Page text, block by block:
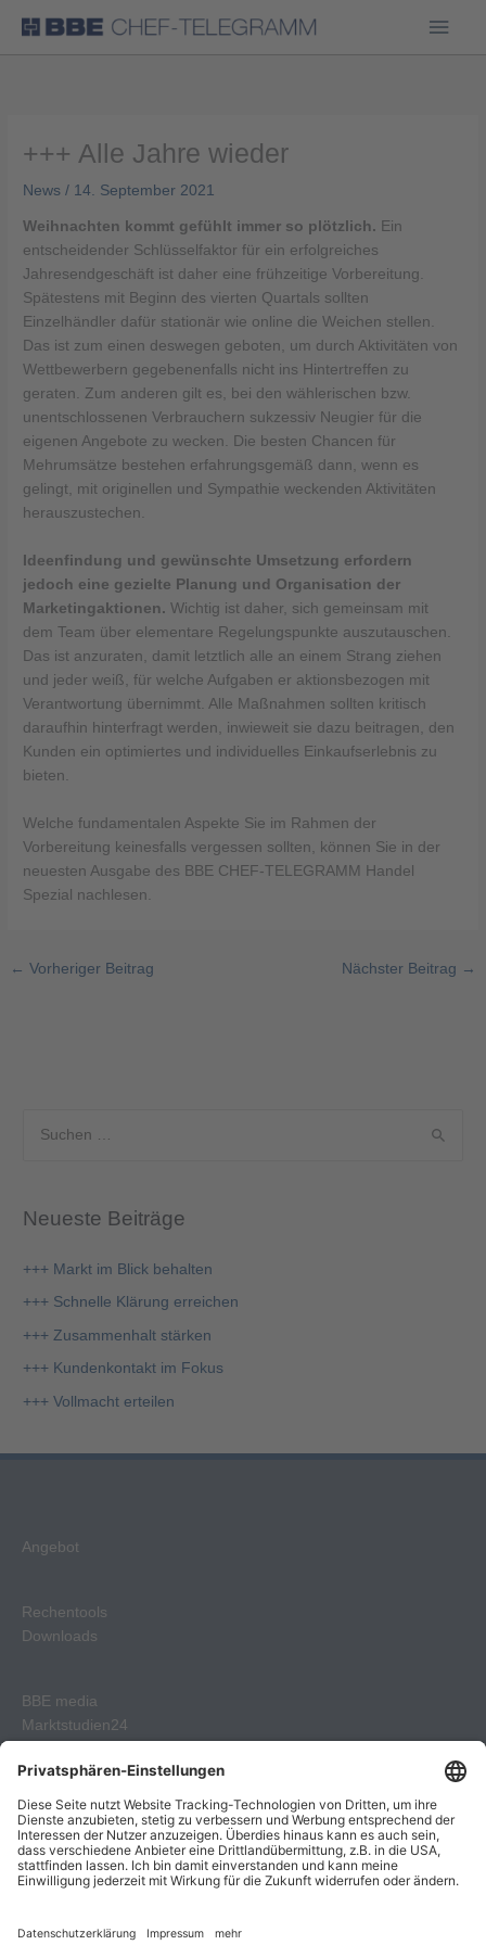
+++ Alle Jahre wieder
News / 14. September 2021
Weihnachten kommt gefühlt immer so plötzlich. Ein
entscheidender Schlüsselfaktor für ein erfolgreiches
Jahresendgeschäft ist daher eine frühzeitige Vorbereitung.
Spätestens mit Beginn des vierten Quartals sollten
Einzelhändler dafür stationär wie online die Weichen stellen.
Das ist zum einen deswegen geboten, um durch Aktivitäten von
Wettbewerbern gegebenenfalls nicht ins Hintertreffen zu
geraten. Zum anderen gilt es, bei den wählerischen bzw.
unentschlossenen Verbrauchern sukzessiv Neugier für die
eigenen Angebote zu wecken. Die besten Chancen für
Mehrumsätze bestehen erfahrungsgemäß dann, wenn es
gelingt, mit originellen und Sympathie weckenden Aktivitäten
herauszustechen.
Ideenfindung und gewünschte Umsetzung erfordern
jedoch eine gezielte Planung und Organisation der
Marketingaktionen. Wichtig ist daher, sich gemeinsam mit
dem Team über elementare Regelungspunkte auszutauschen.
Das ist anzuraten, damit letztlich alle an einem Strang ziehen
und jeder weiß, für welche Aufgaben er aktionsbezogen mit
Verantwortung übernimmt. Alle Maßnahmen sollten kritisch
daraufhin hinterfragt werden, inwieweit sie dazu beitragen, den
Kunden ein optimiertes und individuelles Einkaufserlebnis zu
bieten.
Welche fundamentalen Aspekte Sie im Rahmen der
Vorbereitung keinesfalls vergessen sollten, können Sie in der
neuesten Ausgabe des BBE CHEF-TELEGRAMM Handel
Spezial nachlesen.
← Vorheriger Beitrag Nächster Beitrag →
h
c
h
Neueste Beiträge
+++ Markt im Blick behalten
+++ Schnelle Klärung erreichen
+++ Zusammenhalt stärken
+++ Kundenkontakt im Fokus
+++ Vollmacht erteilen
Angebot
Rechentools
Downloads
BBE media
Marktstudien24
Lebensmittel Praxis Verlag
Kontakt
Impressum
Datenschutzerklärung